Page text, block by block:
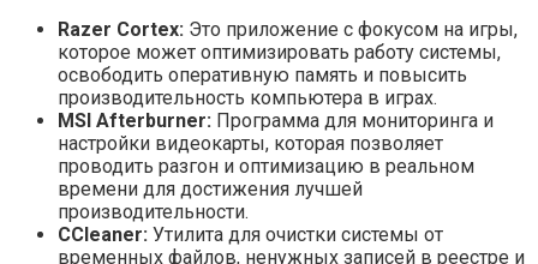
Razer Cortex: Это приложение с фокусом на игры,
которое может оптимизировать работу системы,
освободить оперативную память и повысить
производительность компьютера в играх.
MSI Afterburner: Программа для мониторинга и
настройки видеокарты, которая позволяет
проводить разгон и оптимизацию в реальном
времени для достижения лучшей
производительности.
CCleaner: Утилита для очистки системы от
временных файлов, ненужных записей в реестре и